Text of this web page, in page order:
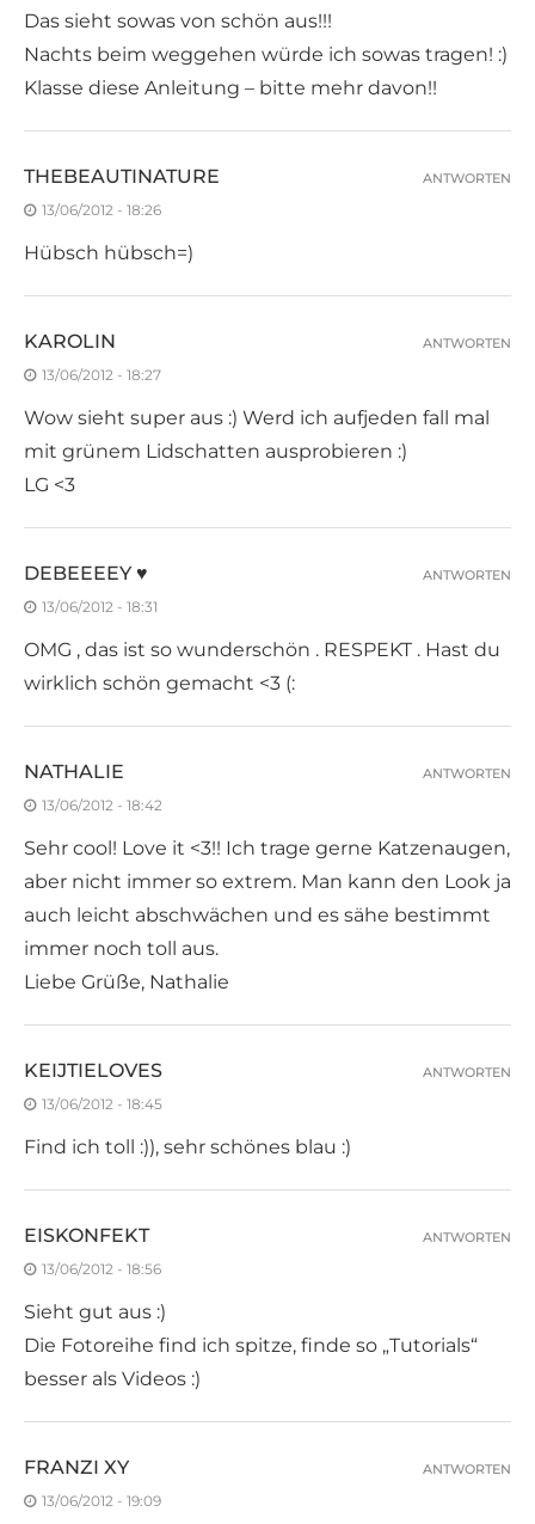
Das sieht sowas von schön aus!!!
Nachts beim weggehen würde ich sowas tragen! :)
Klasse diese Anleitung – bitte mehr davon!!
THEBEAUTINATURE
13/06/2012 - 18:26
Hübsch hübsch=)
ANTWORTEN
KAROLIN
13/06/2012 - 18:27
Wow sieht super aus :) Werd ich aufjeden fall mal
mit grünem Lidschatten ausprobieren :)
LG <3
ANTWORTEN
DEBEEEEY ♥
13/06/2012 - 18:31
OMG , das ist so wunderschön . RESPEKT . Hast du
wirklich schön gemacht <3 (:
ANTWORTEN
NATHALIE
13/06/2012 - 18:42
Sehr cool! Love it <3!! Ich trage gerne Katzenaugen,
aber nicht immer so extrem. Man kann den Look ja
auch leicht abschwächen und es sähe bestimmt
immer noch toll aus.
Liebe Grüße, Nathalie
ANTWORTEN
KEIJTIELOVES
13/06/2012 - 18:45
Find ich toll :)), sehr schönes blau :)
ANTWORTEN
EISKONFEKT
13/06/2012 - 18:56
Sieht gut aus :)
Die Fotoreihe find ich spitze, finde so „Tutorials“
besser als Videos :)
ANTWORTEN
FRANZI XY
13/06/2012 - 19:09
ANTWORTEN